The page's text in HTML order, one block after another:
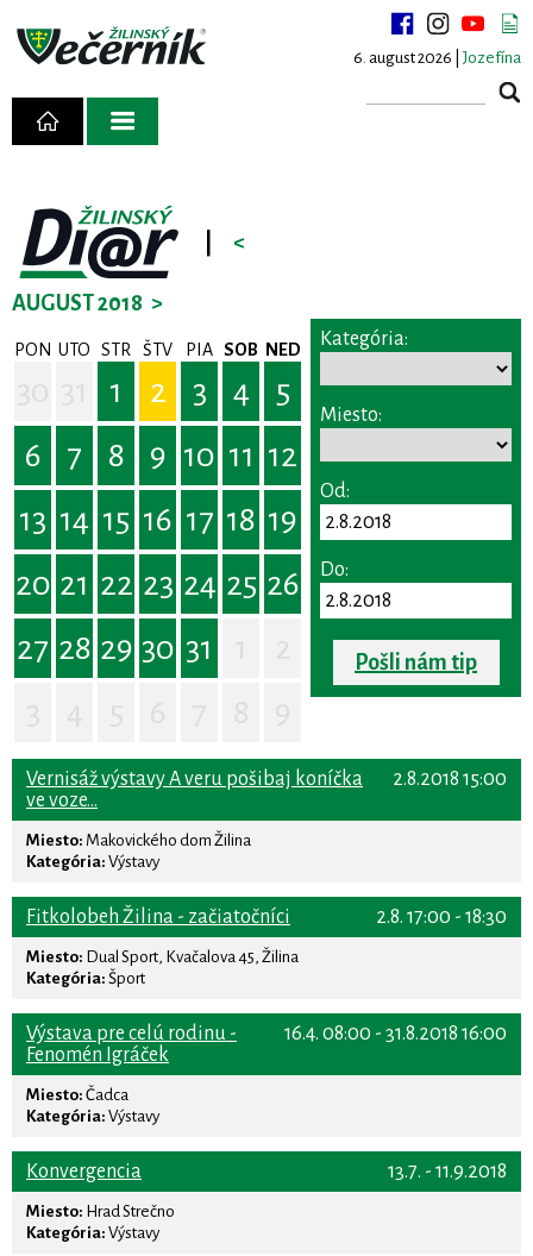
6. august 2026 | Jozefína
<
AUGUST 2018 >
PON UTO STR ŠTV PIA SOB NED
1 2 3 4
5
6
7 8 9 10 11 12
13 14 15 16 17 18 19
20 21 22 23 24 25 26
27 28 29 30 31
Kategória:
Miesto:
Od:
Do:
Pošli nám tip
2.8.2018 15:00
Vernisáž výstavy A veru pošibaj koníčka
ve voze...
Miesto: Makovického dom Žilina
Kategória: Výstavy
2.8. 17:00 - 18:30
Fitkolobeh Žilina - začiatočníci
Miesto: Dual Sport, Kvačalova 45, Žilina
Kategória: Šport
16.4. 08:00 - 31.8.2018 16:00
Výstava pre celú rodinu -
Fenomén Igráček
Miesto: Čadca
Kategória: Výstavy
13.7. - 11.9.2018
Konvergencia
Miesto: Hrad Strečno
Kategória: Výstavy